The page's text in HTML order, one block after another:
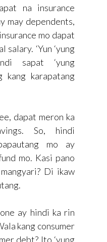
na insurance
may dependents,
mo dapat
salary. ‘Yun ‘yung
sapat ‘yung
kang karapatang
dapat meron ka
So, hindi
mo ay
mo. Kasi pano
Di ikaw
ay hindi ka rin
kang consumer
debt? Ito ‘yung